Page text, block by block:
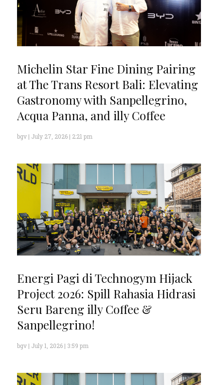
Michelin Star Fine Dining Pairing
at The Trans Resort Bali: Elevating
Gastronomy with Sanpellegrino,
Acqua Panna, and illy Coffee
bgv July 27, 2026 2:21 pm
Energi Pagi di Technogym Hijack
Project 2026: Spill Rahasia Hidrasi
Seru Bareng illy Coffee &
Sanpellegrino!
bgv July 1, 2026 3:59 pm